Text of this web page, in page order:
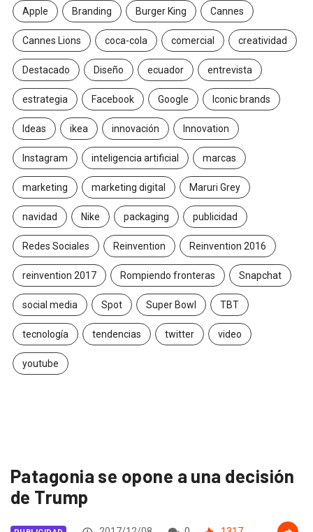
Apple Branding Burger King Cannes
Cannes Lions coca-cola comercial creatividad
Destacado Diseño ecuador entrevista
estrategia Facebook Google Iconic brands
Ideas ikea innovación Innovation
Instagram inteligencia artificial marcas
marketing marketing digital Maruri Grey
navidad Nike packaging publicidad
Redes Sociales Reinvention Reinvention 2016
reinvention 2017 Rompiendo fronteras Snapchat
social media Spot Super Bowl TBT
tecnología tendencias twitter video
youtube
Patagonia se opone a una decisión
de Trump